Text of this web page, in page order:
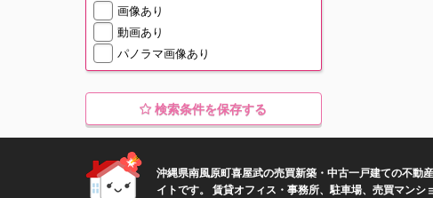
画像あり
動画あり
パノラマ画像あり
検索条件を保存する
沖縄県南風原町喜屋武の売買新築・中古一戸建ての不動
イトです。 賃貸オフィス・事務所、駐車場、売買マン